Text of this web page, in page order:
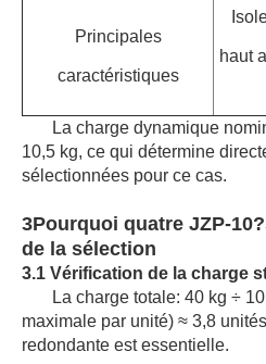
Principales
caractéristiques
haut
La charge dynamique
10,5 kg, ce qui détermine
sélectionnées pour ce cas.
3Pourquoi quatre JZP-
de la sélection
3.1 Vérification de la charge
La charge totale: 40 kg ÷
maximale par unité) ≈ 3,8
redondante est essentielle.